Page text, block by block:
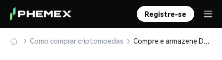
Registre-se
Como comprar criptomoedas Compre e armazene DOUGHGE ($DOH) com segurança